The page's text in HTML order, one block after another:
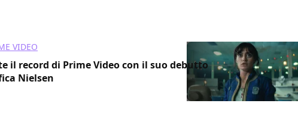
VIDEO
il record di Prime Video con il suo debutto
Nielsen